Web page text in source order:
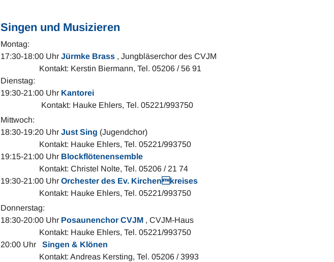
Singen und Musizieren
Montag:
17:30-18:00 Uhr Jürmke Brass , Jungbläserchor des CVJM
Kontakt: Kerstin Biermann, Tel. 05206 / 56 91
Dienstag:
19:30-21:00 Uhr Kantorei
Kontakt: Hauke Ehlers, Tel. 05221/993750
Mittwoch:
18:30-19:20 Uhr Just Sing (Jugendchor)
Kontakt: Hauke Ehlers, Tel. 05221/993750
19:15-21:00 Uhr Blockflötenensemble
Kontakt: Christel Nolte, Tel. 05206 / 21 74
19:30-21:00 Uhr Orchester des Ev. Kirchenkreises
Kontakt: Hauke Ehlers, Tel. 05221/993750
Donnerstag:
18:30-20:00 Uhr Posaunenchor CVJM , CVJM-Haus
Kontakt: Hauke Ehlers, Tel. 05221/993750
20:00 Uhr Singen & Klönen
Kontakt: Andreas Kersting, Tel. 05206 / 3993